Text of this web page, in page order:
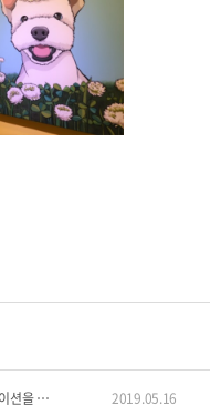
그림책NOW 세계의 일러스트레이션을 만나다 2019.05.16